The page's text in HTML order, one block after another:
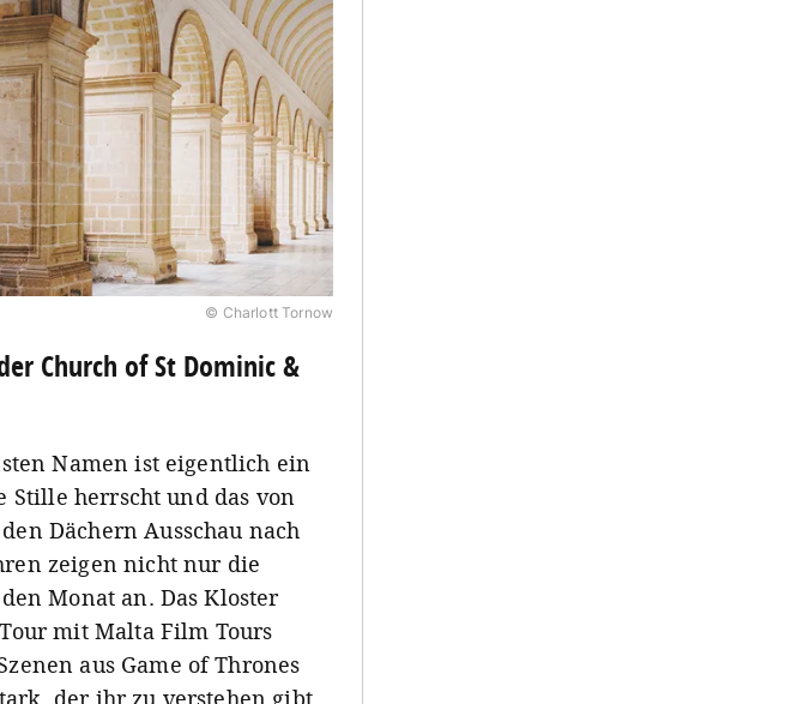
© Charlott Tornow
Church of St Dominic &
Namen ist eigentlich ein
herrscht und das von
Dächern Ausschau nach
zeigen nicht nur die
Monat an. Das Kloster
mit Malta Film Tours
aus Game of Thrones
der ihr zu verstehen gibt,